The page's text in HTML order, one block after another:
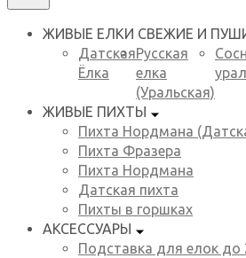
ЖИВЫЕ ЕЛКИ СВЕЖИЕ И
Датская
Ёлка
Русская
елка
(Уральская)
ЖИВЫЕ ПИХТЫ
Пихта Нордмана
Пихта Фразера
Пихта Нордмана
Датская пихта
Пихты в горшках
АКСЕССУАРЫ
Подставка для елок до